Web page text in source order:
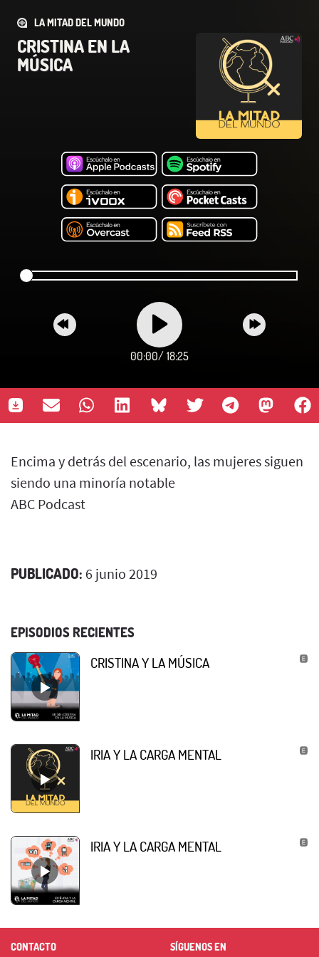
LA MITAD DEL MUNDO
CRISTINA EN LA
MÚSICA
00:00/ 18:25
Encima y detrás del escenario, las mujeres siguen
siendo una minoría notable
ABC Podcast
PUBLICADO: 6 junio 2019
EPISODIOS RECIENTES
CRISTINA Y LA MÚSICA
IRIA Y LA CARGA MENTAL
IRIA Y LA CARGA MENTAL
CONTACTO SÍGUENOS EN